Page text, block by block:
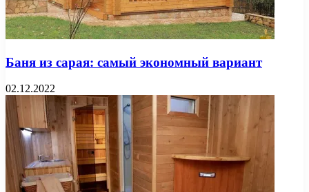
Баня из сарая: самый экономный вариант
02.12.2022